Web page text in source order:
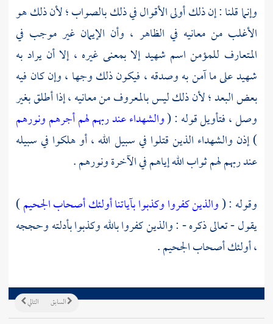
وإنما قلنا : إن ذلك أولى الأقوال في ذلك بالصواب ؛ لأن ذلك هو
الأغلب من معانيه في الظاهر ، وأن الإيمان غير موجب في
المتعارف للمؤمن اسم شهيد إلا بمعنى غيره ، إلا أن يراد به
شهيد على ما آمن به وصدقه ، فيكون ذلك وجها ، وإن كان فيه
بعض البعد ؛ لأن ذلك ليس بالمعروف من معانيه ، إذا أطلق بغير
وصل ، فتأويل قوله : (والشهداء عند ربهم لهم أجرهم ونورهم
) إذن والشهداء الذين قتلوا في سبيل الله ، أو هلكوا في سبيله
عند ربهم لهم ثواب الله إياهم في الآخرة ونورهم .
وقوله : (والذين كفروا وكذبوا بآياتنا أولئك أصحاب الجحيم)
يقول - تعالى ذكره - : والذين كفروا بالله وكذبوا بأدلته وحججه
، أولئك أصحاب الجحيم .
التالي السابق